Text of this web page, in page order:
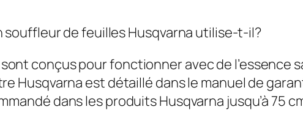
souffleur de feuilles Husqvarna utilise-t-il?
conçus pour fonctionner avec de l’essence
Husqvarna est détaillé dans le manuel de
dans les produits Husqvarna jusqu’à 75